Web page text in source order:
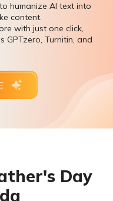
humanize AI text into
content.
with just one click,
GPTzero, Turnitin, and
Day